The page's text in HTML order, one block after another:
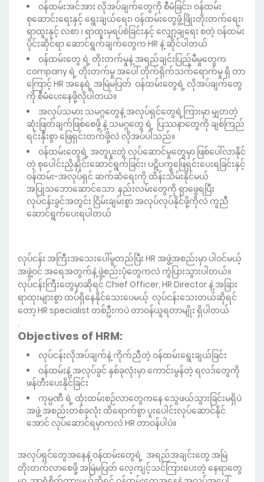
ဝန်ထမ်းအင်အား လိုအပ်ချက်တွေကို စီမံခြင်း၊ ဝန်ထမ်း
စုဆောင်းရေးနှင့် ရွေးချယ်ရေး၊ ဝန်ထမ်းတွေဖွံ့ဖြိုးတိုးတက်ရေး၊
ရာထူးနှင့် လစာ ၊ ရာထူးမှရပ်စဲခြင်းနှင့် လျှော့ချရေး စတဲ့ ဝန်ထမ်း
ပိုင်းဆိုင်ရာ ဆောင်ရွက်ချက်တွေက HR နဲ့ ဆိုင်ပါတယ်
ဝန်ထမ်းတွေ ရဲ့ တိုးတက်မှုနဲ့ အရည်ချင်းပြည့်မီမှုတွေက
company ရဲ့ တိုးတက်မှု အပေါ် တိုက်ရိုက်သက်ရောက်မှု ရှိ တာ
ကြောင့် HR အနေရဲ့ ‌အမြဲမပြတ် ဝန်ထမ်းတွေရဲ့ လိုအပ်ချက်တွေ
ကို စီမံပေးနေဖို့လိုပါတယ်။
အလုပ်သမား သမဂ္ဂတွေနဲ့ အလုပ်ရှင်တွေရဲ့ကြားမှာ မျှတတဲ့
ဆုံးဖြတ်ချက်ဖြစ်စေဖို့ နဲ့ သမဂ္ဂတွေ ရဲ့ ပြဿနာတွေကို ချစ်ကြည်
ရင်းနှီးစွာ ဖြေရှင်းတက်ဖို့လဲ လိုအပ်ပါသည်။
ဝန်ထမ်းတွေရဲ့ အတူပူးတွဲ လုပ်ဆောင်မှုတွေမှာ ဖြစ်ပေါ်လာနိုင်
တဲ့ စုပေါင်းညှိနှိုင်းဆောင်ရွက်ခြင်း၊ ပဋိပက္ခဖြေရှင်းပေးရခြင်းနှင့်
ဝန်ထမ်း-အလုပ်ရှင် ဆက်ဆံရေးကို ထိန်းသိမ်းနိုင်မယ်
အပြုသဘောဆောင်သော နည်းလမ်းတွေကို ရှာဖွေရပြီး
လုပ်ငန်းခွင်အတွင်း ငြိမ်းချမ်းစွာ အလုပ်လုပ်နိုင်ဖို့ကိုလဲ ကူညီ
ဆောင်ရွက်ပေးရပါတယ်
လုပ်ငန်း အကြီးအသေးပေါ်မူတည်ပြီး HR အဖွဲ့အစည်းမှာ ပါဝင်မယ့်
အဖွဲ့ဝင် အရေအတွက်နဲ့ ဖွဲ့စည်းပုံတွေကလဲ ကွဲပြားသွားပါတယ်။
လုပ်ငန်းကြီးတွေမှာဆိုရင် Chief Officer, HR Director နဲ့ အခြား
ရာထုးများစွာ ထပ်ရှိနေနိုင်သေးပေမယ့် လုပ်ငန်းသေးတယ်ဆိုရင်
တော့ HR specialist တစ်ဦးကပဲ တာဝန်ယူရတာမျိုး ရှိပါတယ်
.
Objectives of HRM:
လုပ်ငန်းလိုအပ်ချက်နဲ့ ကိုက်ညီတဲ့ ဝန်ထမ်းရွေးချယ်ခြင်း
ဝန်ထမ်းနဲ့ အလုပ်ခွင် နှစ်ခုလုံးမှာ ကောင်းမွန်တဲ့ ရလဒ်တွေကို
ဖန်တီးပေးနိုင်ခြင်း
ကုမ္ပဏီ ရဲ့ ထုံးထမ်းစဉ်လာတွေကနေ သွေဖယ်သွားခြင်းမရှိပဲ
အဖွဲ့ အစည်းတစ်ခုလုံး ထိရောက်စွာ ပူးပေါင်းလုပ်ဆောင်နိုင်
အောင် လုပ်ဆောင်ရမှာကလဲ HR တာဝန်ပါပဲ။
အလုပ်ရှင်တွေအနေနဲ့ ဝန်ထမ်းတွေရဲ့ အရည်အချင်းတွေ အမြဲ
တိုးတက်လာစေဖို့ အမြဲမပြတ် လေ့ကျင့်သင်ကြားပေးတဲ့ နေရာတွေ